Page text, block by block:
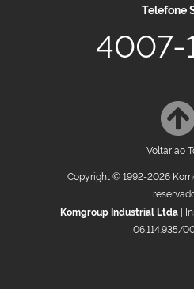
Telefone
4007-
Voltar ao
Copyright © 1992-2026
Komgroup Industrial Ltda |
06.114.935/